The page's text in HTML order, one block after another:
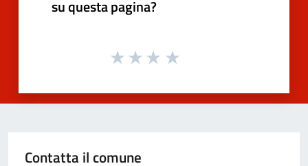
su questa pagina?
Contatta il comune